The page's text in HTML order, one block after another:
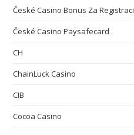
České Casino Bonus Za Registraci
České Casino Paysafecard
CH
ChainLuck Casino
CIB
Cocoa Casino